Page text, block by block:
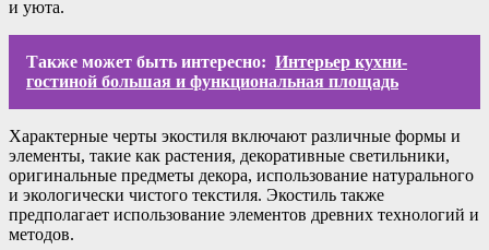
и уюта.
Также может быть интересно: Интерьер кухни-
гостиной большая и функциональная площадь
Характерные черты экостиля включают различные формы и
элементы, такие как растения, декоративные светильники,
оригинальные предметы декора, использование натурального
и экологически чистого текстиля. Экостиль также
предполагает использование элементов древних технологий и
методов.